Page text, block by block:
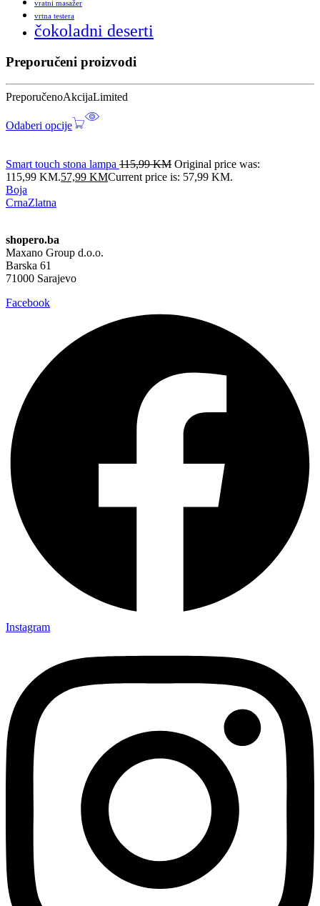
vratni masažer
vrtna testera
čokoladni deserti
Preporučeni proizvodi
PreporučenoAkcijaLimited
Odaberi opcije
Smart touch stona lampa 115,99KM Original price was:
115,99 KM.57,99 KMCurrent price is: 57,99 KM.
Boja
CrnaZlatna
shopero.ba
Maxano Group d.o.o.
Barska 61
71000 Sarajevo
Facebook
Instagram